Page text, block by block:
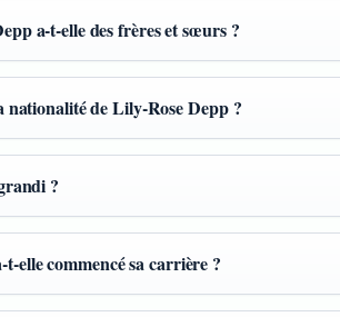
a‑t‑elle des frères et sœurs ?
nationalité de Lily‑Rose Depp ?
?
commencé sa carrière ?